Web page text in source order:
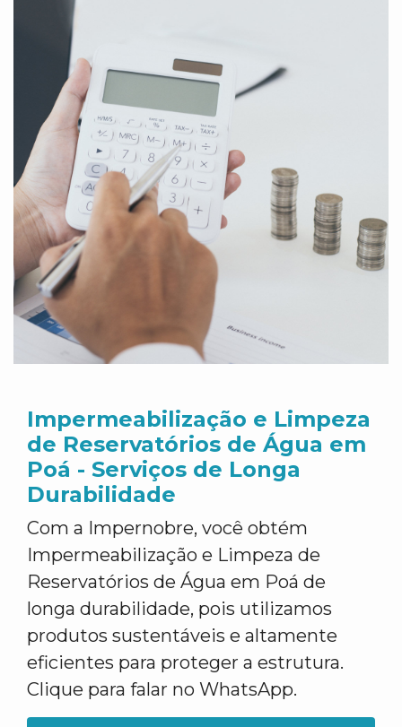
Impermeabilização e Limpeza
de Reservatórios de Água em
Poá - Serviços de Longa
Durabilidade
Com a Impernobre, você obtém
Impermeabilização e Limpeza de
Reservatórios de Água em Poá de
longa durabilidade, pois utilizamos
produtos sustentáveis e altamente
eficientes para proteger a estrutura.
Clique para falar no WhatsApp.